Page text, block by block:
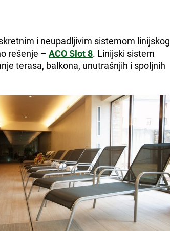
i neupadljivim sistemom linijskog
rešenje – ACO Slot 8. Linijski sistem
terasa, balkona, unutrašnjih i spoljnih